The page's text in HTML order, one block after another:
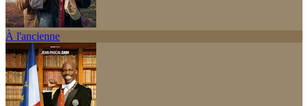
À l'ancienne